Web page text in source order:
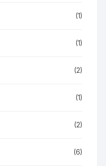
(1)
(1)
(2)
(1)
(2)
(6)